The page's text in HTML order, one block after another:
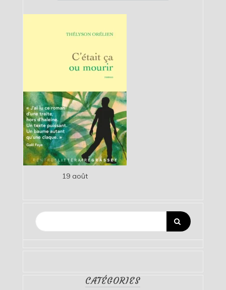
19 août
CATÉGORIES